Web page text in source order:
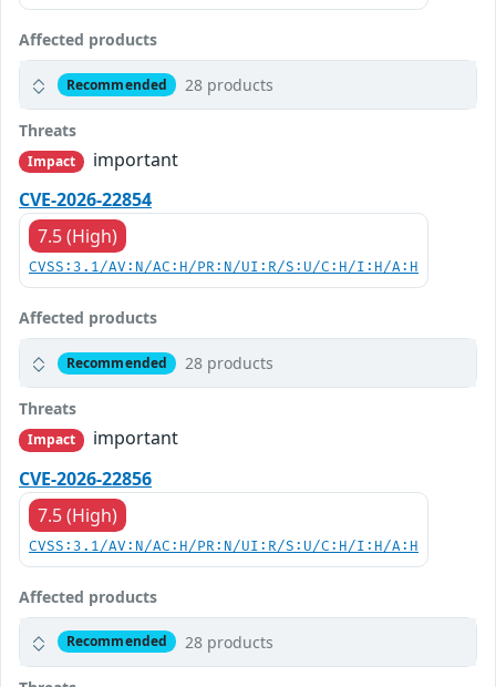
Affected products
Recommended 28 products
Threats
Impact
important
CVE-2026-22854
7.5 (High)
CVSS:3.1/AV:N/AC:H/PR:N/UI:R/S:U/C:H/I:H/A:H
Affected products
Recommended 28 products
Threats
Impact
important
CVE-2026-22856
7.5 (High)
CVSS:3.1/AV:N/AC:H/PR:N/UI:R/S:U/C:H/I:H/A:H
Affected products
Recommended 28 products